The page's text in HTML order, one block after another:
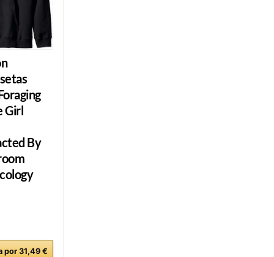
Girl
By
por 31,49 €